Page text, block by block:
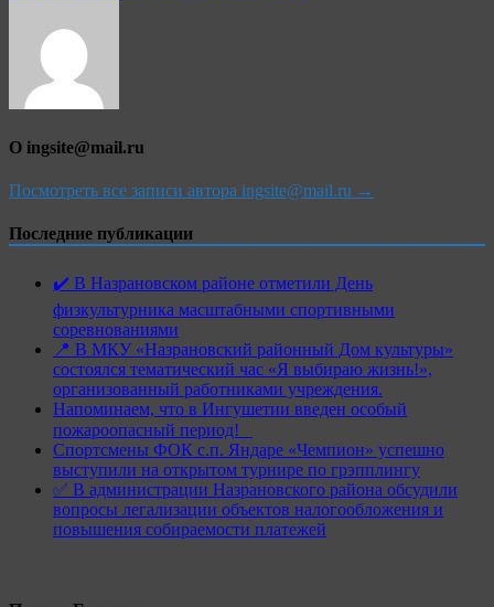
О ingsite@mail.ru
Посмотреть все записи автора ingsite@mail.ru →
Последние публикации
✔️ В Назрановском районе отметили День
физкультурника масштабными спортивными
соревнованиями
📍 В МКУ «Назрановский районный Дом культуры»
состоялся тематический час «Я выбираю жизнь!»,
организованный работниками учреждения.
Напоминаем, что в Ингушетии введен особый
пожароопасный период!⁣⁣⠀
Спортсмены ФОК с.п. Яндаре «Чемпион» успешно
выступили на открытом турнире по грэпплингу
✅ В администрации Назрановского района обсудили
вопросы легализации объектов налогообложения и
повышения собираемости платежей